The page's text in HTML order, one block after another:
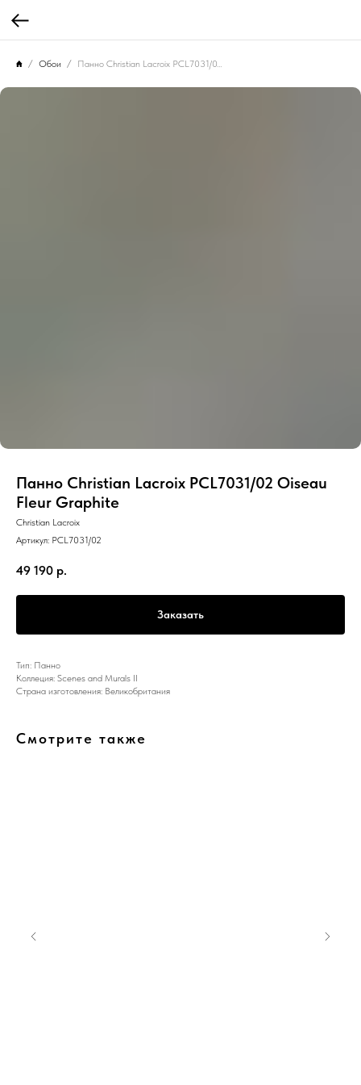
Обои Панно Christian Lacroix PCL7031/02 Oiseau Fleur Graphite
Панно Christian Lacroix PCL7031/02 Oiseau
Fleur Graphite
Christian Lacroix
Артикул: PCL7031/02
49 190 р.
Заказать
Тип: Панно
Коллеция: Scenes and Murals II
Страна изготовления: Великобритания
Смотрите также